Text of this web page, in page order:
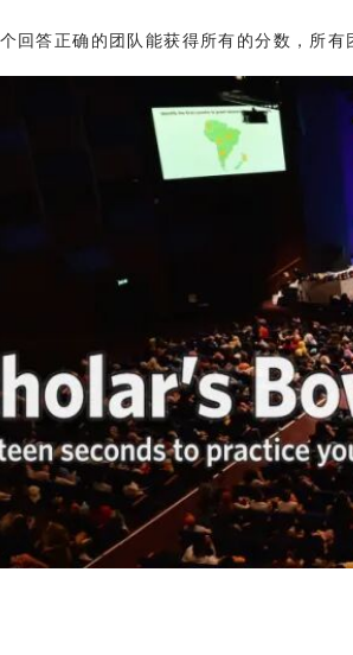
回答正确的团队能获得所有的分数，所